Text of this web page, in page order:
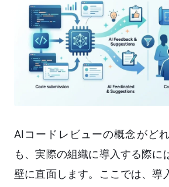
AIコードレビューの概念がど
も、実際の組織に導入する際に
壁に直面します。ここでは、導